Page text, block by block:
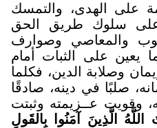
على الهدى، والتمسك
على سلوك طريق الحق
والمعاصي وصوارف
يعين على الثبات أمام
وصلابة الدين، فكلما
صلبًا في دينه، صادقًا
وقويت عــزيمته وثبتت
اللَّهُ الَّذِينَ آمَنُوا بِالقَولِ